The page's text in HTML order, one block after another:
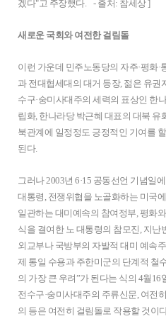
겠다"고 주장했다. - 출처: 참세상 ]
새로운 국회와 여전한 걸림돌
이런 가운데 민주노동당의 자주·평화
과 전대협세대의 대거 등장, 젊은 유권
수구·숭미사대주의 세력의 표상인 한
립화, 한나라당 박근혜 대표의 대북 유
북관계에 일정정도 긍정적인 기여를
된다.
그러나 2003년 6·15 공동선언 기념일
대통령, 전쟁위협을 노골화하는 미국
일관하는 대미예속의 참여정부, 평화
식을 결여한 노 대통령의 참모진, 지
외교부나 국방부의 자발적 대미 예속
제 통일 수용과 주한미군의 단계적 철
의 가장 큰 우려”가 된다는 식의 4월
전수구·숭미사대주의 주류신문, 여전
의 등은 여전히 걸림돌로 작용할 것이